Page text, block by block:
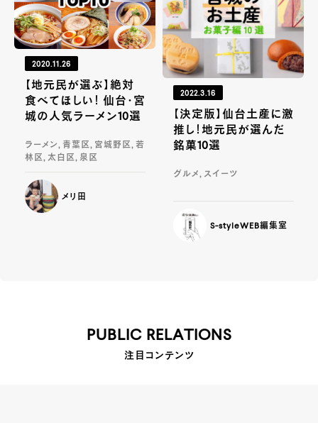
2020.11.26
【地元民が選ぶ】絶対
食べてほしい！ 仙台・宮
城の人気ラーメン10選
ラーメン, 青葉区, 宮城野区, 若
林区, 太白区, 泉区
メリ田
2022.3.16
【決定版】仙台土産に激
推し！地元民が選んだ
銘菓10選
グルメ, スイーツ
S-styleWEB編集室
PUBLIC RELATIONS
注目コンテンツ